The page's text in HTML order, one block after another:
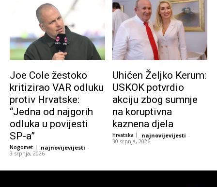
Joe Cole žestoko
kritizirao VAR odluku
protiv Hrvatske:
“Jedna od najgorih
odluka u povijesti
SP-a”
Nogomet najnovijevijesti -
3 srpnja, 2026
Uhićen Željko Kerum:
USKOK potvrdio
akciju zbog sumnje
na koruptivna
kaznena djela
Hrvatska najnovijevijesti -
30 srpnja, 2026